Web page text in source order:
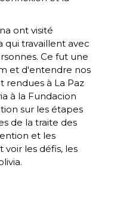
ont visité
qui travaillent avec
Ce fut une
et d'entendre nos
rendues à La Paz
à la Fundacion
sur les étapes
de la traite des
et les
les défis, les